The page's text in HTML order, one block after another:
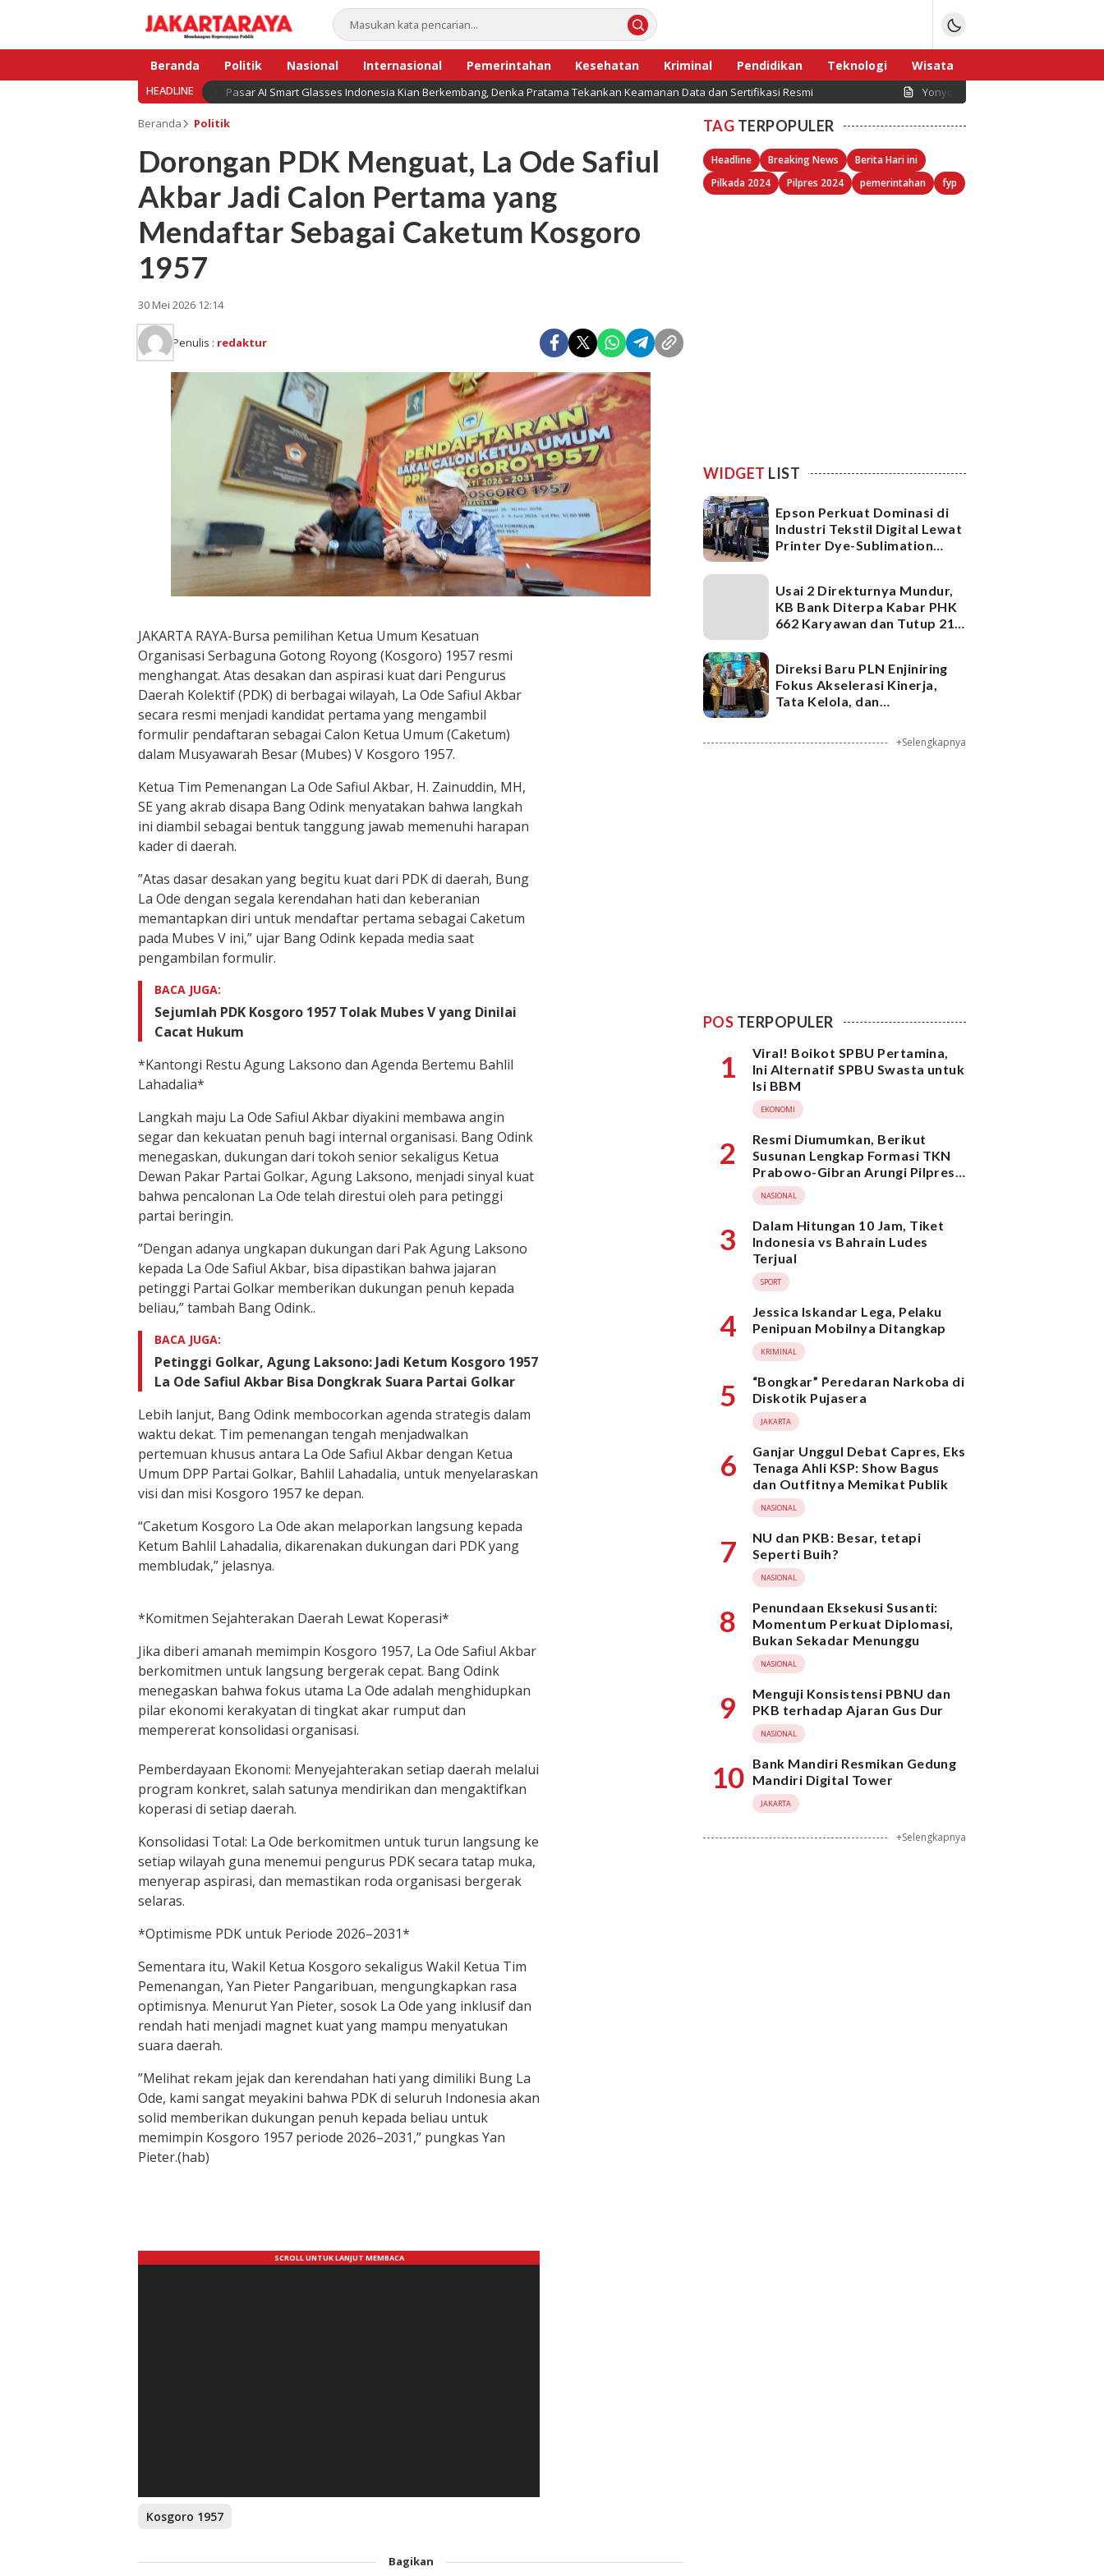
Beranda Politik Nasional Internasional Pemerintahan Kesehatan Kriminal Pendidikan Teknologi
Wisata
Bisnis
Sport
HEADLINE Pasar AI Smart Glasses Indonesia Kian Berkembang, Denka Pratama Tekankan Keamanan Data dan Sertifikasi Resmi Yonyou Network Indonesia Dorong
Beranda Politik
Dorongan PDK Menguat, La Ode Safiul
Akbar Jadi Calon Pertama yang
Mendaftar Sebagai Caketum Kosgoro
1957
30 Mei 2026 12:14
Penulis : redaktur
JAKARTA RAYA-​Bursa pemilihan Ketua Umum Kesatuan
Organisasi Serbaguna Gotong Royong (Kosgoro) 1957 resmi
menghangat. Atas desakan dan aspirasi kuat dari Pengurus
Daerah Kolektif (PDK) di berbagai wilayah, La Ode Safiul Akbar
secara resmi menjadi kandidat pertama yang mengambil
formulir pendaftaran sebagai Calon Ketua Umum (Caketum)
dalam Musyawarah Besar (Mubes) V Kosgoro 1957.
​Ketua Tim Pemenangan La Ode Safiul Akbar, H. Zainuddin, MH,
SE yang akrab disapa Bang Odink menyatakan bahwa langkah
ini diambil sebagai bentuk tanggung jawab memenuhi harapan
kader di daerah.
​”Atas dasar desakan yang begitu kuat dari PDK di daerah, Bung
La Ode dengan segala kerendahan hati dan keberanian
memantapkan diri untuk mendaftar pertama sebagai Caketum
pada Mubes V ini,” ujar Bang Odink kepada media saat
pengambilan formulir.
BACA JUGA:
Sejumlah PDK Kosgoro 1957 Tolak Mubes V yang Dinilai
Cacat Hukum
​*Kantongi Restu Agung Laksono dan Agenda Bertemu Bahlil
Lahadalia*
​Langkah maju La Ode Safiul Akbar diyakini membawa angin
segar dan kekuatan penuh bagi internal organisasi. Bang Odink
menegaskan, dukungan dari tokoh senior sekaligus Ketua
Dewan Pakar Partai Golkar, Agung Laksono, menjadi sinyal kuat
bahwa pencalonan La Ode telah direstui oleh para petinggi
partai beringin.
​”Dengan adanya ungkapan dukungan dari Pak Agung Laksono
kepada La Ode Safiul Akbar, bisa dipastikan bahwa jajaran
petinggi Partai Golkar memberikan dukungan penuh kepada
beliau,” tambah Bang Odink..
BACA JUGA:
Petinggi Golkar, Agung Laksono: Jadi Ketum Kosgoro 1957
La Ode Safiul Akbar Bisa Dongkrak Suara Partai Golkar
​Lebih lanjut, Bang Odink membocorkan agenda strategis dalam
waktu dekat. Tim pemenangan tengah menjadwalkan
pertemuan khusus antara La Ode Safiul Akbar dengan Ketua
Umum DPP Partai Golkar, Bahlil Lahadalia, untuk menyelaraskan
visi dan misi Kosgoro 1957 ke depan.
“Caketum Kosgoro La Ode akan melaporkan langsung kepada
Ketum Bahlil Lahadalia, dikarenakan dukungan dari PDK yang
membludak,” jelasnya.
​*Komitmen Sejahterakan Daerah Lewat Koperasi*
​Jika diberi amanah memimpin Kosgoro 1957, La Ode Safiul Akbar
berkomitmen untuk langsung bergerak cepat. Bang Odink
menegaskan bahwa fokus utama La Ode adalah menghidupkan
pilar ekonomi kerakyatan di tingkat akar rumput dan
mempererat konsolidasi organisasi.
Pemberdayaan Ekonomi: Menyejahterakan setiap daerah melalui
program konkret, salah satunya mendirikan dan mengaktifkan
koperasi di setiap daerah.
​Konsolidasi Total: La Ode berkomitmen untuk turun langsung ke
setiap wilayah guna menemui pengurus PDK secara tatap muka,
menyerap aspirasi, dan memastikan roda organisasi bergerak
selaras.
​*Optimisme PDK untuk Periode 2026–2031*
​Sementara itu, Wakil Ketua Kosgoro sekaligus Wakil Ketua Tim
Pemenangan, Yan Pieter Pangaribuan, mengungkapkan rasa
optimisnya. Menurut Yan Pieter, sosok La Ode yang inklusif dan
rendah hati menjadi magnet kuat yang mampu menyatukan
suara daerah.
​”Melihat rekam jejak dan kerendahan hati yang dimiliki Bung La
Ode, kami sangat meyakini bahwa PDK di seluruh Indonesia akan
solid memberikan dukungan penuh kepada beliau untuk
memimpin Kosgoro 1957 periode 2026–2031,” pungkas Yan
Pieter.(hab)
Kosgoro 1957
Bagikan
TAG TERPOPULER
Headline Breaking News
Berita Hari ini
Pilkada 2024
Pilpres 2024 pemerintahan fyp
WIDGET LIST
Epson Perkuat Dominasi di
Industri Tekstil Digital Lewat
Printer Dye-Sublimation
Usai 2 Direkturnya Mundur,
KB Bank Diterpa Kabar PHK
662 Karyawan dan Tutup 21
Direksi Baru PLN Enjiniring
Fokus Akselerasi Kinerja,
Tata Kelola, dan
+Selengkapnya
POS TERPOPULER
1
Viral! Boikot SPBU Pertamina,
Ini Alternatif SPBU Swasta untuk
Isi BBM
EKONOMI
2
Resmi Diumumkan, Berikut
Susunan Lengkap Formasi TKN
Prabowo-Gibran Arungi Pilpres
2024, Ada Ridwan Kamil hingga
Suami Yenny Wahid
NASIONAL
3
Dalam Hitungan 10 Jam, Tiket
Indonesia vs Bahrain Ludes
Terjual
SPORT
4
Jessica Iskandar Lega, Pelaku
Penipuan Mobilnya Ditangkap
KRIMINAL
5
“Bongkar” Peredaran Narkoba di
Diskotik Pujasera
JAKARTA
6
Ganjar Unggul Debat Capres, Eks
Tenaga Ahli KSP: Show Bagus
dan Outfitnya Memikat Publik
NASIONAL
7
NU dan PKB: Besar, tetapi
Seperti Buih?
NASIONAL
8
Penundaan Eksekusi Susanti:
Momentum Perkuat Diplomasi,
Bukan Sekadar Menunggu
NASIONAL
9
Menguji Konsistensi PBNU dan
PKB terhadap Ajaran Gus Dur
NASIONAL
10 Bank Mandiri Resmikan Gedung
Mandiri Digital Tower
JAKARTA
+Selengkapnya